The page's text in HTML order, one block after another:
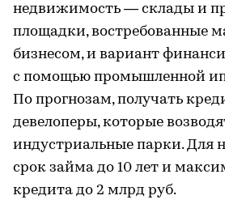
недвижимость — склады и
площадки, востребованные
бизнесом, и вариант
с помощью промышленной
По прогнозам, получать
девелоперы, которые
индустриальные парки. Для
срок займа до 10 лет и
кредита до 2 млрд руб.